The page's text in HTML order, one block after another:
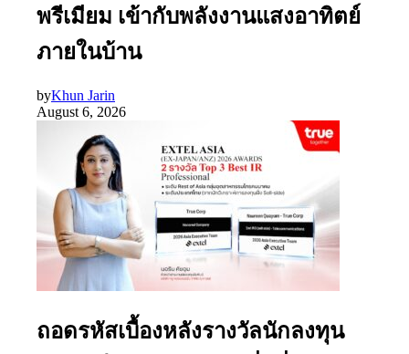
พรีเมียม เข้ากับพลังงานแสงอาทิตย์
ภายในบ้าน
byKhun Jarin
August 6, 2026
ถอดรหัสเบื้องหลังรางวัลนักลงทุน